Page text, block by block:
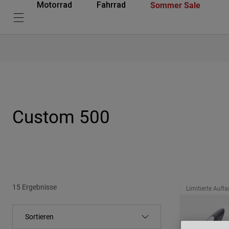
Motorrad Fahrrad Sommer Sale
Custom 500
15 Ergebnisse Limitierte